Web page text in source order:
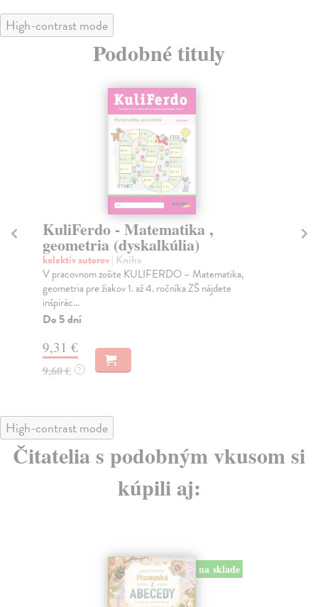
High-contrast mode
Podobné tituly
KuliFerdo - Matematika ,
geometria (dyskalkúlia)
kolektív autorov| Kniha
V pracovnom zošite KULIFERDO – Matematika,
geometria pre žiakov 1. až 4. ročníka ZŠ nájdete
inšpirác...
Do 5 dní
9,31 €
9,60 € ?
High-contrast mode
Čitatelia s podobným vkusom si
kúpili aj:
na sklade